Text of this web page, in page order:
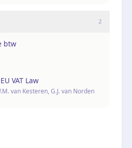
2
btw
VAT Law
van Kesteren, G.J. van Norden